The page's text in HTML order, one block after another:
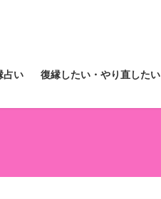
占い 復縁したい・やり直したい